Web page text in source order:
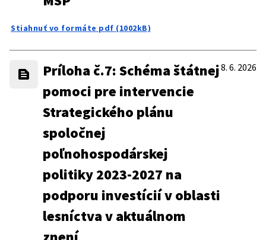
Stiahnuť vo formáte pdf (1002kB)
Príloha č.7: Schéma štátnej
pomoci pre intervencie
Strategického plánu
spoločnej
poľnohospodárskej
politiky 2023-2027 na
podporu investícií v oblasti
lesníctva v aktuálnom
8. 6. 2026